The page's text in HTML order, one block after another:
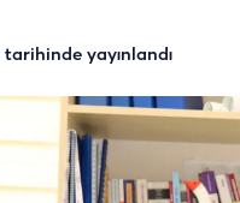
tarihinde yayınlandı